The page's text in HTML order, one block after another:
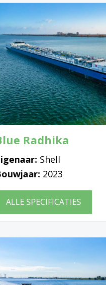
Radhika
Shell
2023
ALLE SPECIFICATIES